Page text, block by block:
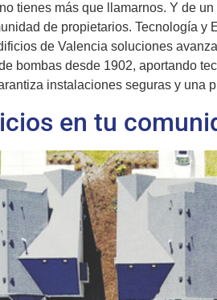
tienes más que llamarnos. Y de
de propietarios. Tecnología
de Valencia soluciones
bombas desde 1902, aportando
instalaciones seguras y una
en tu